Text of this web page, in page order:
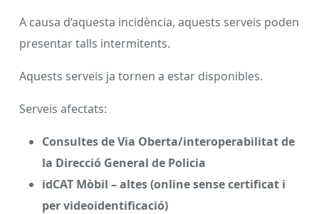
A causa d’aquesta incidència, aquests serveis poden
presentar talls intermitents.
Aquests serveis ja tornen a estar disponibles.
Serveis afectats:
Consultes de Via Oberta/interoperabilitat de
la Direcció General de Policia
idCAT Mòbil – altes (online sense certificat i
per videoidentificació)